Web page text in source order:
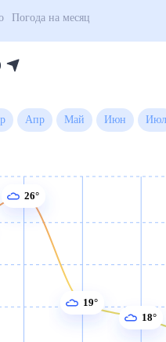
Сосково Погода на месяц
Мар Апр Май Июн
26°
19°
18°